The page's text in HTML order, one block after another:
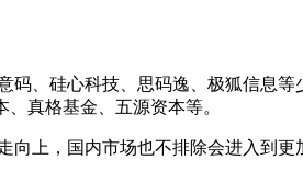
、硅心科技、思码逸、极狐信息
真格基金、五源资本等。
上，国内市场也不排除会进入到